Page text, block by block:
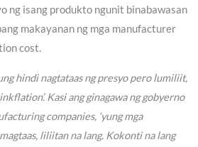
ng isang produkto ngunit binabawasan
makayanan ng mga manufacturer
cost.
hindi nagtataas ng presyo pero lumiliit,
Kasi ang ginagawa ng gobyerno
companies, ‘yung mga
liliitan na lang. Kokonti na lang